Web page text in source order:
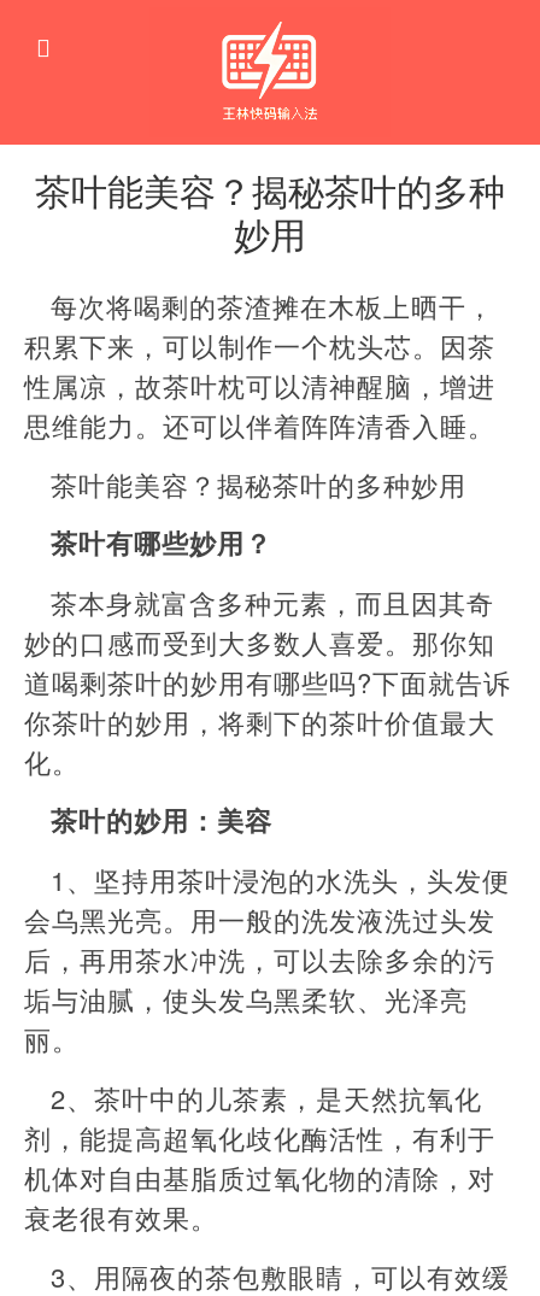
茶叶能美容？揭秘茶叶的多种
妙用
窍
门
每次将喝剩的茶渣摊在木板上晒干，
积累下来，可以制作一个枕头芯。因茶
性属凉，故茶叶枕可以清神醒脑，增进
思维能力。还可以伴着阵阵清香入睡。
茶叶能美容？揭秘茶叶的多种妙用
茶叶有哪些妙用？
茶本身就富含多种元素，而且因其奇
妙的口感而受到大多数人喜爱。那你知
道喝剩茶叶的妙用有哪些吗?下面就告诉
你茶叶的妙用，将剩下的茶叶价值最大
化。
茶叶的妙用：美容
1、坚持用茶叶浸泡的水洗头，头发便
会乌黑光亮。用一般的洗发液洗过头发
后，再用茶水冲洗，可以去除多余的污
垢与油腻，使头发乌黑柔软、光泽亮
丽。
2、茶叶中的儿茶素，是天然抗氧化
剂，能提高超氧化歧化酶活性，有利于
机体对自由基脂质过氧化物的清除，对
衰老很有效果。
3、用隔夜的茶包敷眼睛，可以有效缓